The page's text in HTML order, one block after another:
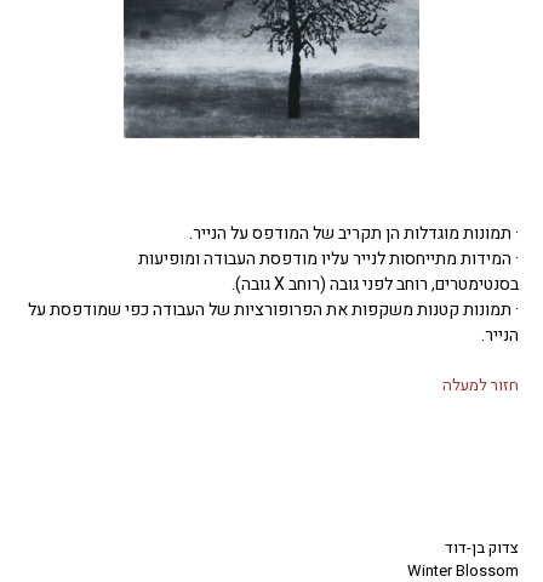
· תמונות מוגדלות הן תקריב של המודפס על הנייר.
· המידות מתייחסות לנייר עליו מודפסת העבודה ומופיעות
בסנטימטרים, רוחב לפני גובה (רוחב X גובה).
· תמונות קטנות משקפות את הפרופורציות של העבודה כפי שמודפסת על
הנייר.
חזור למעלה
צדוק בן-דוד
Winter Blossom